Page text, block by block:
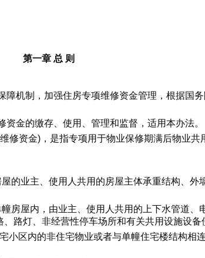
第一章 总 则
机制，加强住房专项维修资金管理，根据国
金的缴存、使用、管理和监督，适用本办法。
修资金)，是指专项用于物业保修期满后物业共
的业主、使用人共用的房屋主体承重结构、外
房屋内，由业主、使用人共用的上下水管道、
路灯、非经营性停车场所和有关共用设施设备
区内的非住宅物业或者与单幢住宅楼结构相